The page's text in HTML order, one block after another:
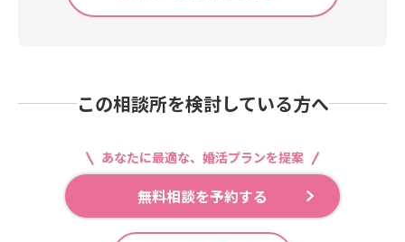
この相談所を検討している方へ
あなたに最適な、婚活プランを提案
無料相談を予約する